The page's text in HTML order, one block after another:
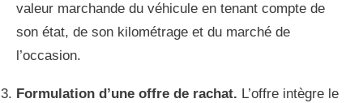
valeur marchande du véhicule en tenant compte de
son état, de son kilométrage et du marché de
l’occasion.
Formulation d’une offre de rachat. L’offre intègre le